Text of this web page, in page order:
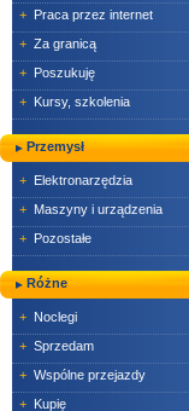
+ Praca przez internet
+ Za granicą
+ Poszukuję
+ Kursy, szkolenia
Przemysł
+ Elektronarzędzia
+ Maszyny i urządzenia
+ Pozostałe
Różne
+ Noclegi
+ Sprzedam
+ Wspólne przejazdy
+ Kupię